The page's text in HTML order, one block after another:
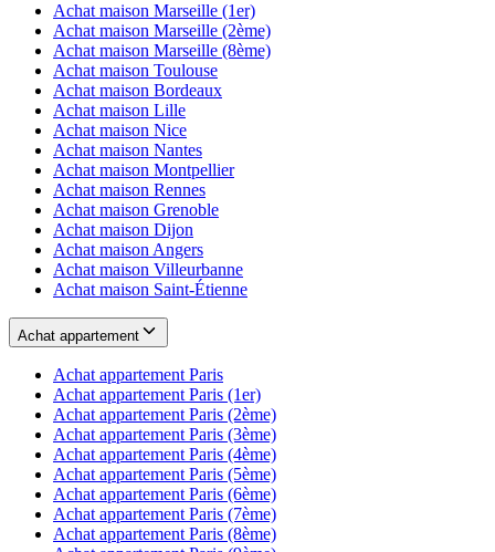
Achat maison Marseille (1er)
Achat maison Marseille (2ème)
Achat maison Marseille (8ème)
Achat maison Toulouse
Achat maison Bordeaux
Achat maison Lille
Achat maison Nice
Achat maison Nantes
Achat maison Montpellier
Achat maison Rennes
Achat maison Grenoble
Achat maison Dijon
Achat maison Angers
Achat maison Villeurbanne
Achat maison Saint-Étienne
Achat appartement
Achat appartement Paris
Achat appartement Paris (1er)
Achat appartement Paris (2ème)
Achat appartement Paris (3ème)
Achat appartement Paris (4ème)
Achat appartement Paris (5ème)
Achat appartement Paris (6ème)
Achat appartement Paris (7ème)
Achat appartement Paris (8ème)